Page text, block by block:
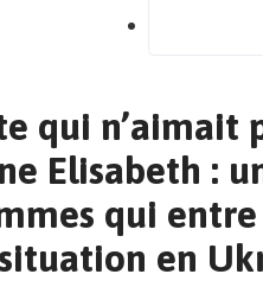
qui n’aimait
Elisabeth :
qui
en